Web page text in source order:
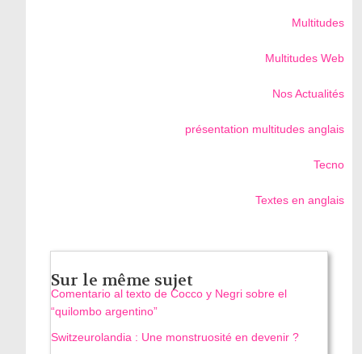
Multitudes
Multitudes Web
Nos Actualités
présentation multitudes anglais
Tecno
Textes en anglais
Sur le même sujet
Comentario al texto de Cocco y Negri sobre el
“quilombo argentino”
Switzeurolandia : Une monstruosité en devenir ?